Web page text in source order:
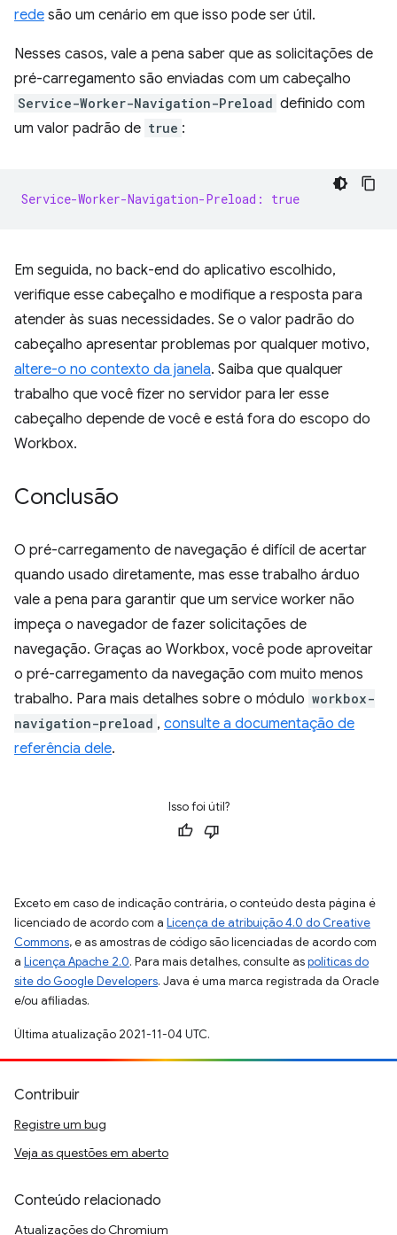
rede são um cenário em que isso pode ser útil.
Nesses casos, vale a pena saber que as solicitações de
pré-carregamento são enviadas com um cabeçalho
Service-Worker-Navigation-Preload definido com
um valor padrão de true :
Service-Worker-Navigation-Preload: true
Em seguida, no back-end do aplicativo escolhido,
verifique esse cabeçalho e modifique a resposta para
atender às suas necessidades. Se o valor padrão do
cabeçalho apresentar problemas por qualquer motivo,
altere-o no contexto da janela. Saiba que qualquer
trabalho que você fizer no servidor para ler esse
cabeçalho depende de você e está fora do escopo do
Workbox.
Conclusão
O pré-carregamento de navegação é difícil de acertar
quando usado diretamente, mas esse trabalho árduo
vale a pena para garantir que um service worker não
impeça o navegador de fazer solicitações de
navegação. Graças ao Workbox, você pode aproveitar
o pré-carregamento da navegação com muito menos
trabalho. Para mais detalhes sobre o módulo workbox-
navigation-preload , consulte a documentação de
referência dele.
Isso foi útil?
Exceto em caso de indicação contrária, o conteúdo desta página é
licenciado de acordo com a Licença de atribuição 4.0 do Creative
Commons, e as amostras de código são licenciadas de acordo com
a Licença Apache 2.0. Para mais detalhes, consulte aspolíticas do
site do Google Developers. Java é uma marca registrada da Oracle
e/ou afiliadas.
Última atualização 2021-11-04 UTC.
Contribuir
Registre um bug
Veja as questões em aberto
Conteúdo relacionado
Atualizações do Chromium